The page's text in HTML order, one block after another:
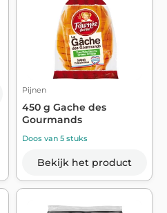
Pijnen
450 g Gache des
Gourmands
Doos van 5 stuks
Bekijk het product